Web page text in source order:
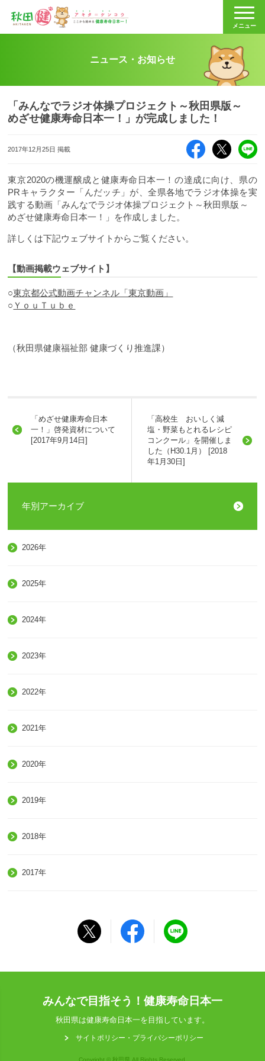
メニュー
ニュース・お知らせ
「みんなでラジオ体操プロジェクト～秋田県版～
めざせ健康寿命日本一！」が完成しました！
2017年12月25日 掲載
Facebook X（旧
東京2020の機運醸成と健康寿命日本一！の達成に向け、県の
PRキャラクター「んだッチ」が、全県各地でラジオ体操を実
践する動画「みんなでラジオ体操プロジェクト～秋田県版～
めざせ健康寿命日本一！」を作成しました。
詳しくは下記ウェブサイトからご覧ください。
【動画掲載ウェブサイト】
○東京都公式動画チャンネル「東京動画」
○ ＹｏｕＴｕｂｅ
（秋田県健康福祉部 健康づくり推進課）
「めざせ健康寿命日本
一！」啓発資材について
[2017年9月14日]
「高校生 おいしく減
塩・野菜もとれるレシピ
コンクール」を開催しま
した（H30.1月） [2018
年1月30日]
年別アーカイブ
2026年
2025年
2024年
2023年
2022年
2021年
2020年
2019年
2018年
2017年
みんなで目指そう！健康寿命日本一
秋田県は健康寿命日本一を目指しています。
サイトポリシー・プライパシーポリシー
Copyright © 秋田県 All Rights Reserved.